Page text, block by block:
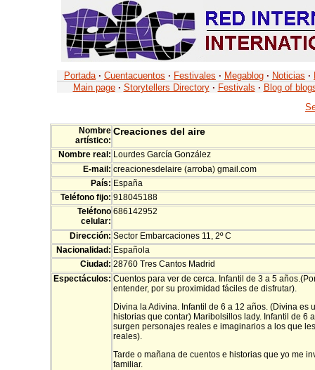
Portada · Cuentacuentos · Festivales · Megablog · Noticias ·
Main page · Storytellers Directory · Festivals · Blog of
Nombre
artístico:
Creaciones del aire
Nombre real: Lourdes García González
E-mail: creacionesdelaire (arroba) gmail.com
País: España
Teléfono fijo: 918045188
Teléfono
celular:
686142952
Dirección: Sector Embarcaciones 11, 2º C
Nacionalidad: Española
Ciudad: 28760 Tres Cantos Madrid
Espectáculos: Cuentos para ver de cerca. Infantil de 3 a 5
entender, por su proximidad fáciles de disfrutar).
Divina la Adivina. Infantil de 6 a 12 años. (Divina es
historias que contar) Maribolsillos lady. Infantil de 6
surgen personajes reales e imaginarios a los que
reales).
Tarde o mañana de cuentos e historias que yo me
familiar.